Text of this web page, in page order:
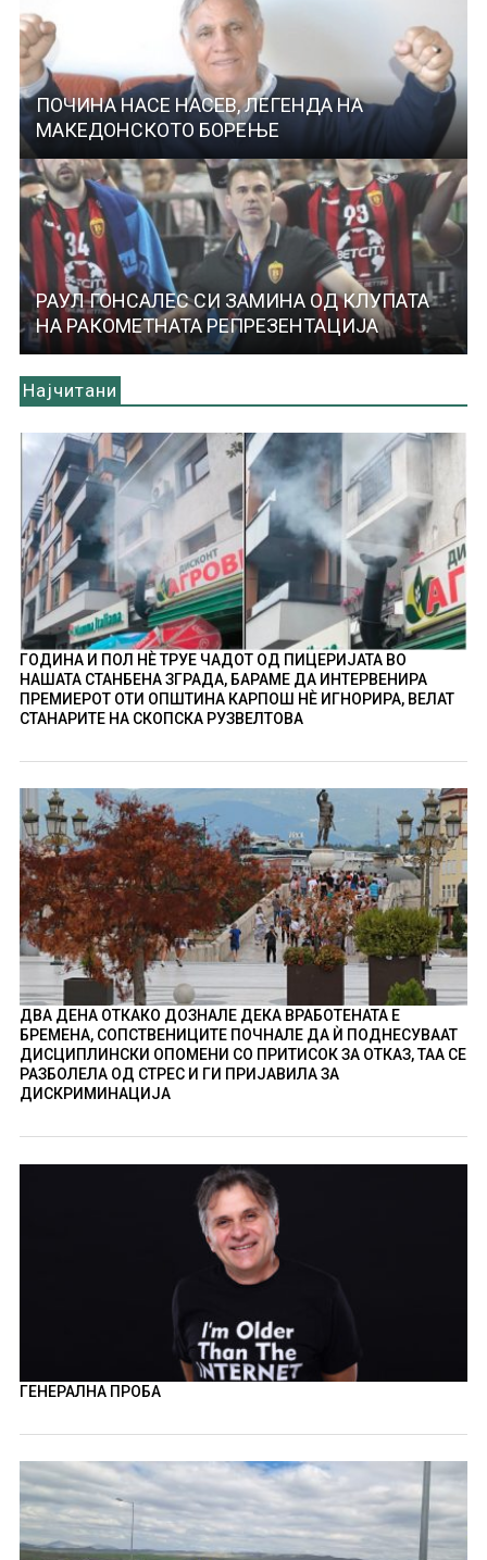
ПОЧИНА НАСЕ НАСЕВ, ЛЕГЕНДА НА
МАКЕДОНСКОТО БОРЕЊЕ
РАУЛ ГОНСАЛЕС СИ ЗАМИНА ОД КЛУПАТА
НА РАКОМЕТНАТА РЕПРЕЗЕНТАЦИЈА
Најчитани
ГОДИНА И ПОЛ НÈ ТРУЕ ЧАДОТ ОД ПИЦЕРИЈАТА ВО
НАШАТА СТАНБЕНА ЗГРАДА, БАРАМЕ ДА ИНТЕРВЕНИРА
ПРЕМИЕРОТ ОТИ ОПШТИНА КАРПОШ НÈ ИГНОРИРА, ВЕЛАТ
СТАНАРИТЕ НА СКОПСКА РУЗВЕЛТОВА
ДВА ДЕНА ОТКАКО ДОЗНАЛЕ ДЕКА ВРАБОТЕНАТА Е
БРЕМЕНА, СОПСТВЕНИЦИТЕ ПОЧНАЛЕ ДА Ѝ ПОДНЕСУВААТ
ДИСЦИПЛИНСКИ ОПОМЕНИ СО ПРИТИСОК ЗА ОТКАЗ, ТАА СЕ
РАЗБОЛЕЛА ОД СТРЕС И ГИ ПРИЈАВИЛА ЗА
ДИСКРИМИНАЦИЈА
ГЕНЕРАЛНА ПРОБА